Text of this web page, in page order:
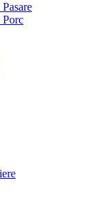
Porc